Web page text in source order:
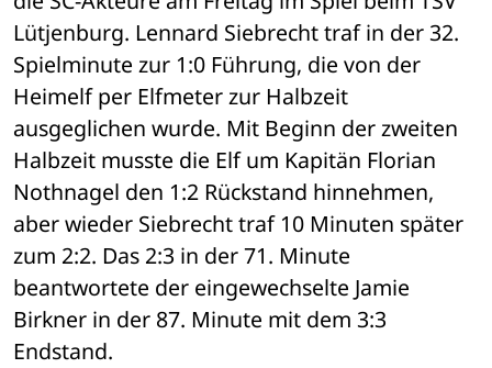
Lütjenburg. Lennard Siebrecht traf in der 32.
Spielminute zur 1:0 Führung, die von der
Heimelf per Elfmeter zur Halbzeit
ausgeglichen wurde. Mit Beginn der zweiten
Halbzeit musste die Elf um Kapitän Florian
Nothnagel den 1:2 Rückstand hinnehmen,
aber wieder Siebrecht traf 10 Minuten später
zum 2:2. Das 2:3 in der 71. Minute
beantwortete der eingewechselte Jamie
Birkner in der 87. Minute mit dem 3:3
Endstand.